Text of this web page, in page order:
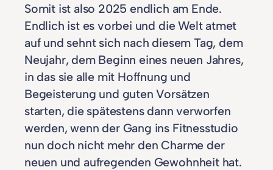
Somit ist also 2025 endlich am Ende.
Endlich ist es vorbei und die Welt atmet
auf und sehnt sich nach diesem Tag, dem
Neujahr, dem Beginn eines neuen Jahres,
in das sie alle mit Hoffnung und
Begeisterung und guten Vorsätzen
starten, die spätestens dann verworfen
werden, wenn der Gang ins Fitnesstudio
nun doch nicht mehr den Charme der
neuen und aufregenden Gewohnheit hat.